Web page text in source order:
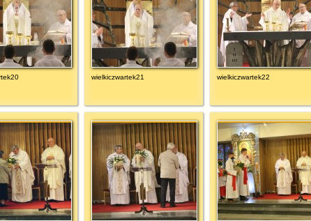
wielkiczwartek21 wielkiczwartek22